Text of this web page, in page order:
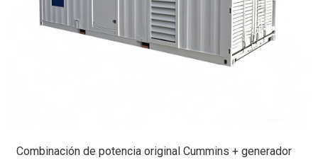
Combinación de potencia original Cummins + generador